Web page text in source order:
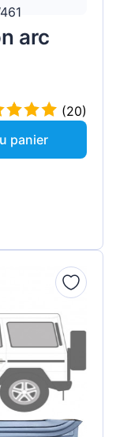
arc
(20)
panier